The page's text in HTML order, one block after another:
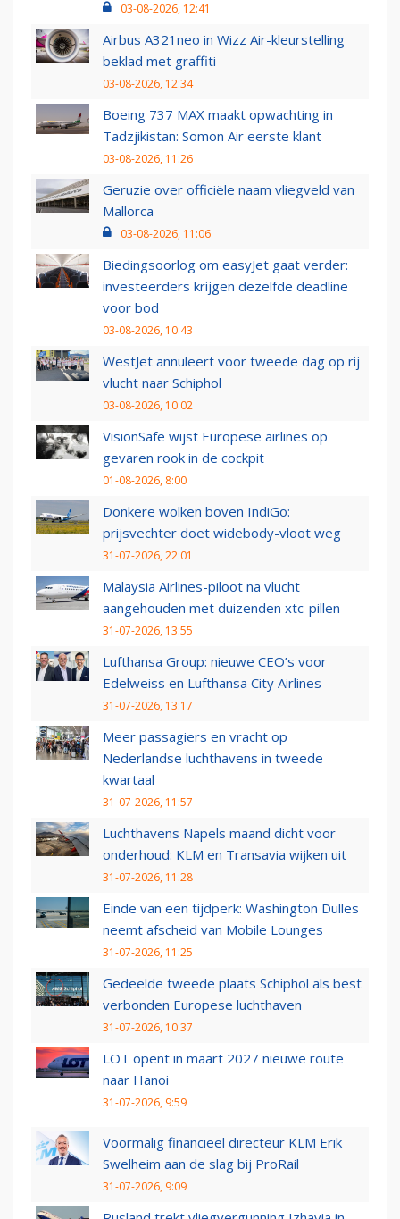
03-08-2026, 12:41
Airbus A321neo in Wizz Air-kleurstelling
beklad met graffiti
03-08-2026, 12:34
Boeing 737 MAX maakt opwachting in
Tadzjikistan: Somon Air eerste klant
03-08-2026, 11:26
Geruzie over officiële naam vliegveld van
Mallorca
03-08-2026, 11:06
Biedingsoorlog om easyJet gaat verder:
investeerders krijgen dezelfde deadline
voor bod
03-08-2026, 10:43
WestJet annuleert voor tweede dag op rij
vlucht naar Schiphol
03-08-2026, 10:02
VisionSafe wijst Europese airlines op
gevaren rook in de cockpit
01-08-2026, 8:00
Donkere wolken boven IndiGo:
prijsvechter doet widebody-vloot weg
31-07-2026, 22:01
Malaysia Airlines-piloot na vlucht
aangehouden met duizenden xtc-pillen
31-07-2026, 13:55
Lufthansa Group: nieuwe CEO’s voor
Edelweiss en Lufthansa City Airlines
31-07-2026, 13:17
Meer passagiers en vracht op
Nederlandse luchthavens in tweede
kwartaal
31-07-2026, 11:57
Luchthavens Napels maand dicht voor
onderhoud: KLM en Transavia wijken uit
31-07-2026, 11:28
Einde van een tijdperk: Washington Dulles
neemt afscheid van Mobile Lounges
31-07-2026, 11:25
Gedeelde tweede plaats Schiphol als best
verbonden Europese luchthaven
31-07-2026, 10:37
LOT opent in maart 2027 nieuwe route
naar Hanoi
31-07-2026, 9:59
Voormalig financieel directeur KLM Erik
Swelheim aan de slag bij ProRail
31-07-2026, 9:09